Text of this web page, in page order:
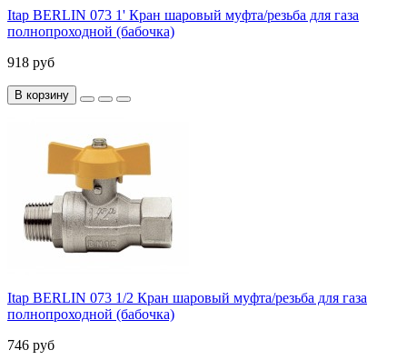
Itap BERLIN 073 1' Кран шаровый муфта/резьба для газа
полнопроходной (бабочка)
918 руб
В корзину
Itap BERLIN 073 1/2 Кран шаровый муфта/резьба для газа
полнопроходной (бабочка)
746 руб